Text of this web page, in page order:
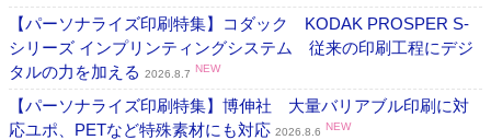
【パーソナライズ印刷特集】コダック KODAK PROSPER S-
シリーズ インプリンティングシステム 従来の印刷工程にデジ
タルの力を加える 2026.8.7 NEW
【パーソナライズ印刷特集】博伸社 大量バリアブル印刷に対
応ユポ、PETなど特殊素材にも対応 2026.8.6 NEW